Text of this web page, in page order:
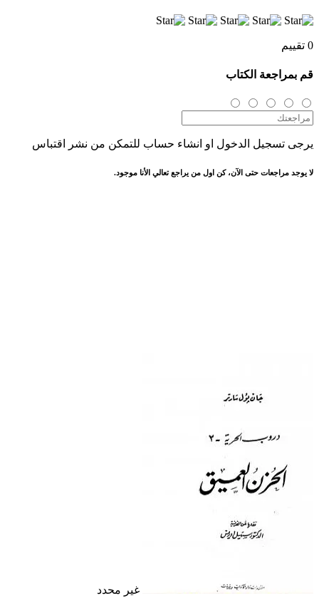
0 تقييم
قم بمراجعة الكتاب
يرجى تسجيل الدخول او انشاء حساب للتمكن من نشر اقتباس
لا يوجد مراجعات حتى الآن، كن اول من يراجع تعالي الأنا موجود.
غير محدد